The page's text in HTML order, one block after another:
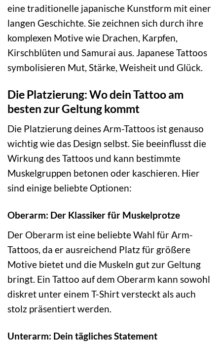
eine traditionelle japanische Kunstform mit einer
langen Geschichte. Sie zeichnen sich durch ihre
komplexen Motive wie Drachen, Karpfen,
Kirschblüten und Samurai aus. Japanese Tattoos
symbolisieren Mut, Stärke, Weisheit und Glück.
Die Platzierung: Wo dein Tattoo am
besten zur Geltung kommt
Die Platzierung deines Arm-Tattoos ist genauso
wichtig wie das Design selbst. Sie beeinflusst die
Wirkung des Tattoos und kann bestimmte
Muskelgruppen betonen oder kaschieren. Hier
sind einige beliebte Optionen:
Oberarm: Der Klassiker für Muskelprotze
Der Oberarm ist eine beliebte Wahl für Arm-
Tattoos, da er ausreichend Platz für größere
Motive bietet und die Muskeln gut zur Geltung
bringt. Ein Tattoo auf dem Oberarm kann sowohl
diskret unter einem T-Shirt versteckt als auch
stolz präsentiert werden.
Unterarm: Dein tägliches Statement